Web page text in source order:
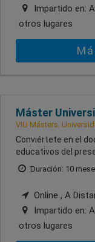
Impartido en:
otros lugares
Máster
VIU Másters.
Conviértete en el
educativos del
Duración: 10
Online , A
Impartido en:
otros lugares